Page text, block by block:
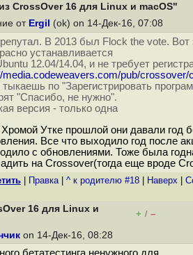
CrossOver 16 для Linux и macOS"
от Ergil (ok) on 14-Дек-16, 07:08
В 2013 был Flock the vote. Вот
устанавливается
12.04/14.04, и не требует
media.codeweavers.com/pub/
по "Зарегистрировать
"Спасибо, не нужно".
версия - только одна
Утке прошлой они давали год
Все что выходило год после
с обновлениями. Тоже была
на Crossover(тогда еще вроде
Правка| ^ к родителю #18 Наверх
16 для Linux и
+ / –
on 14-Дек-16, 08:28